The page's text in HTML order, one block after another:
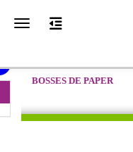
Toggle navigation
BOSSES DE PAPER